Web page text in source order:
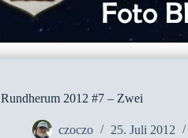
Rundherum 2012 #7 – Zwei
czoczo 25. Juli 2012